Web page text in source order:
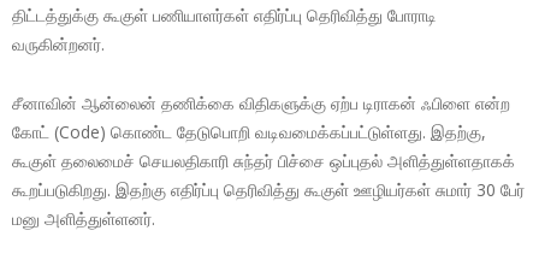
திட்டத்துக்கு கூகுள் பணியாளர்கள் எதிர்ப்பு தெரிவித்து போராடி
வருகின்றனர்.
சீனாவின் ஆன்லைன் தணிக்கை விதிகளுக்கு ஏற்ப டிராகன் ஃபிளை என்ற
கோட் (Code) கொண்ட தேடுபொறி வடிவமைக்கப்பட்டுள்ளது. இதற்கு,
கூகுள் தலைமைச் செயலதிகாரி சுந்தர் பிச்சை ஒப்புதல் அளித்துள்ளதாகக்
கூறப்படுகிறது. இதற்கு எதிர்ப்பு தெரிவித்து கூகுள் ஊழியர்கள் சுமார் 30 பேர்
மனு அளித்துள்ளனர்.